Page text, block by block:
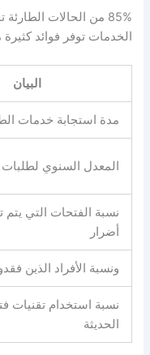
85% من الحالات الطارئة تحدث خارج ساعات العمل
الخدمات توفر فوائد
البيان
مدة استجابة خدمات
المعدل السنوي لطلبات
نسبة الفتحات التي يتم
أضرار
ونسبة الأفراد الذين
نسبة استخدام تقنيات
الحديثة